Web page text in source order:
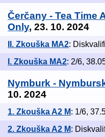
Čerčany - Tea Time
Only, 23. 10. 2024
II. Zkouška MA2:
I. Zkouška MA2: 2/6,
Nymburk -
10. 2024
1. Zkouška A2 M: 1/6,
2. Zkouška A2 M: